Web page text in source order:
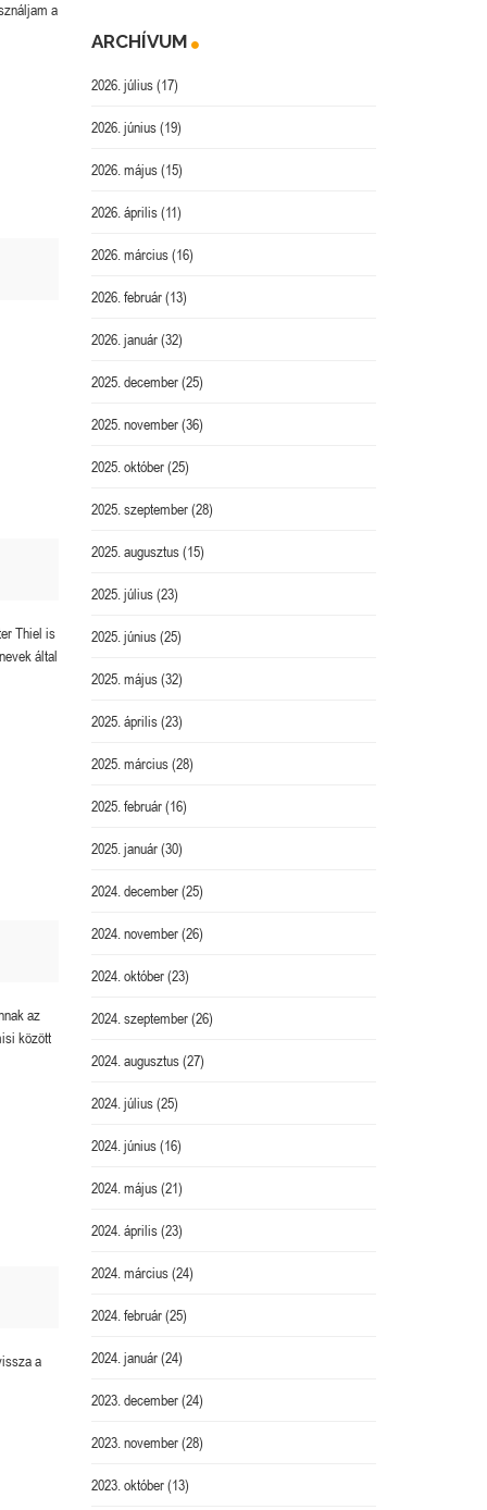
a
Thiel is
által
az
között
a
ARCHÍVUM
2026. július(17)
2026. június(19)
2026. május(15)
2026. április(11)
2026. március(16)
2026. február(13)
2026. január(32)
2025. december(25)
2025. november(36)
2025. október(25)
2025. szeptember(28)
2025. augusztus(15)
2025. július(23)
2025. június(25)
2025. május(32)
2025. április(23)
2025. március(28)
2025. február(16)
2025. január(30)
2024. december(25)
2024. november(26)
2024. október(23)
2024. szeptember(26)
2024. augusztus(27)
2024. július(25)
2024. június(16)
2024. május(21)
2024. április(23)
2024. március(24)
2024. február(25)
2024. január(24)
2023. december(24)
2023. november(28)
2023. október(13)